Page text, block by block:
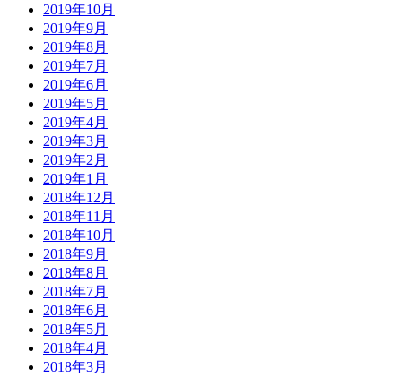
2019年10月
2019年9月
2019年8月
2019年7月
2019年6月
2019年5月
2019年4月
2019年3月
2019年2月
2019年1月
2018年12月
2018年11月
2018年10月
2018年9月
2018年8月
2018年7月
2018年6月
2018年5月
2018年4月
2018年3月